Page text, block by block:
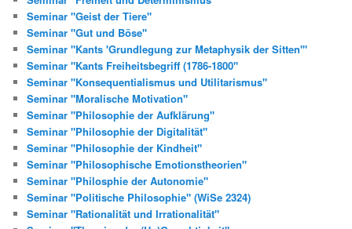
Seminar "Geist der Tiere"
Seminar "Gut und Böse"
Seminar "Kants 'Grundlegung zur Metaphysik der Sitten'"
Seminar "Kants Freiheitsbegriff (1786-1800"
Seminar "Konsequentialismus und Utilitarismus"
Seminar "Moralische Motivation"
Seminar "Philosophie der Aufklärung"
Seminar "Philosophie der Digitalität"
Seminar "Philosophie der Kindheit"
Seminar "Philosophische Emotionstheorien"
Seminar "Philosphie der Autonomie"
Seminar "Politische Philosophie" (WiSe 2324)
Seminar "Rationalität und Irrationalität"